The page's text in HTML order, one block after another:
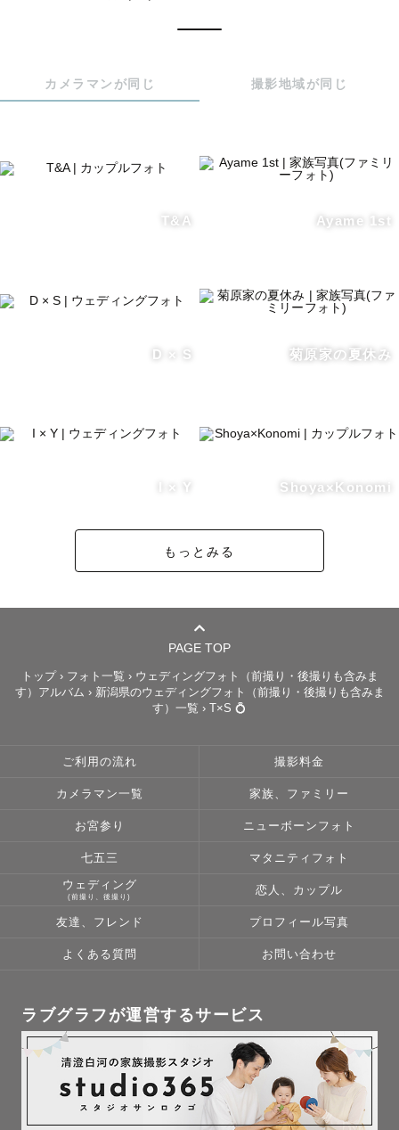
【撮影テイスト】
・緑に囲まれた自然の中での写真、木々やその時の見頃の
お花など、東北の豊かな自然を活かした写真が得意です。
を引き出したダイナミックな写真もお撮りします。
真を見返した時に、その時の思い出話をして笑い合えるよ
ぃに撮ってほしい！」と言っていただけるよう、
🌟お伺いする地域、撮影場所によっては追加交通費や駐車
場代、施設入場料等を頂戴する場合がございますので、ご
相談ください！
さい！！
ご依頼、心よりお待ちしております。
「公式LINEで問い合わせる」よりLINE追加の上、お問い
合わせください！🙇‍♂️
カメラマンが同じ 撮影地域が同じ
T&A Ayame 1st
D × S 菊原家の夏休み
I × Y Shoya×Konomi
もっとみる
PAGE TOP
トップ› フォト一覧 › ウェディングフォト（前撮り・後撮りも含みま
す）アルバム › 新潟県のウェディングフォト（前撮り・後撮りも含みま
す）一覧 › T×S 💍
ご利用の流れ 撮影料金
カメラマン一覧 家族、ファミリー
お宮参り ニューボーンフォト
七五三 マタニティフォト
ウェディング
(前撮り、後撮り)
恋人、カップル
友達、フレンド プロフィール写真
よくある質問 お問い合わせ
ラブグラフが運営するサービス